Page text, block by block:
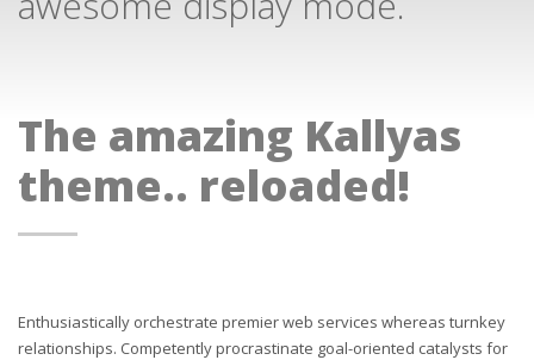
The amazing Kallyas
theme.. reloaded!
Enthusiastically orchestrate premier web services whereas turnkey
relationships. Competently procrastinate goal-oriented catalysts for